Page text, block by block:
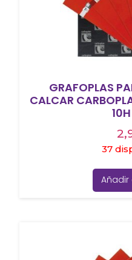
GRAFOPLAS
CALCAR
37
Añadir